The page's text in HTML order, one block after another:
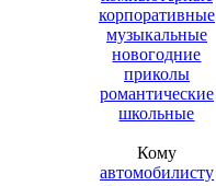
корпоративные
музыкальные
новогодние
приколы
романтические
школьные
Кому
автомобилисту